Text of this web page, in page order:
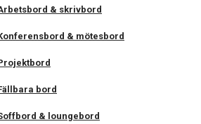
& skrivbord
& mötesbord
bord
& loungebord